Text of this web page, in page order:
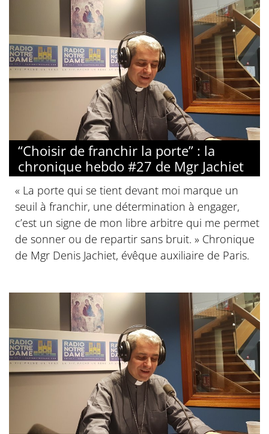
“Choisir de franchir la porte” : la
chronique hebdo #27 de Mgr Jachiet
« La porte qui se tient devant moi marque un
seuil à franchir, une détermination à engager,
c’est un signe de mon libre arbitre qui me permet
de sonner ou de repartir sans bruit. » Chronique
de Mgr Denis Jachiet, évêque auxiliaire de Paris.